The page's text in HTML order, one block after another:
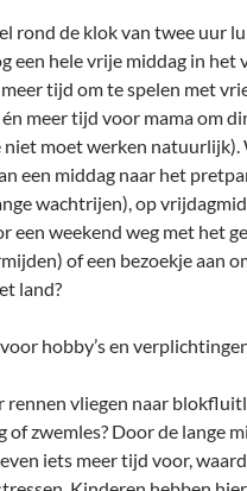
rond de klok van twee uur
een hele vrije middag in het
tijd om te spelen met
meer tijd voor mama om
niet moet werken natuurlijk).
een middag naar het
wachtrijen), op
een weekend weg met het
of een bezoekje aan
land?
hobby’s en
rennen vliegen naar
zwemles? Door de lange
iets meer tijd voor,